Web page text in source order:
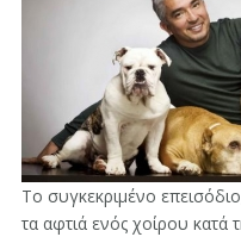
Το συγκεκριμένο
τα αφτιά ενός χοίρου κατά